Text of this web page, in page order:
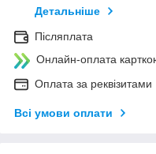
Детальніше
Післяплата
Онлайн-оплата
Оплата за реквізитами
Всі умови оплати